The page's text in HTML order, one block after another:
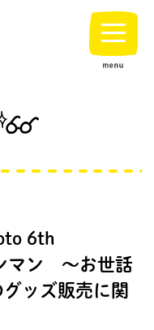
6th
マン 〜お世話
ッズ販売に関